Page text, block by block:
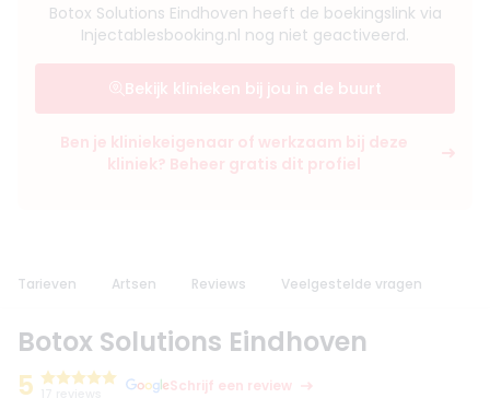
Botox Solutions Eindhoven heeft de boekingslink via
Injectablesbooking.nl nog niet geactiveerd.
Bekijk klinieken bij jou in de buurt
Ben je kliniekeigenaar of werkzaam bij deze
kliniek? Beheer gratis dit profiel
Tarieven Artsen Reviews Veelgestelde vragen
Botox Solutions Eindhoven
5
Schrijf een review